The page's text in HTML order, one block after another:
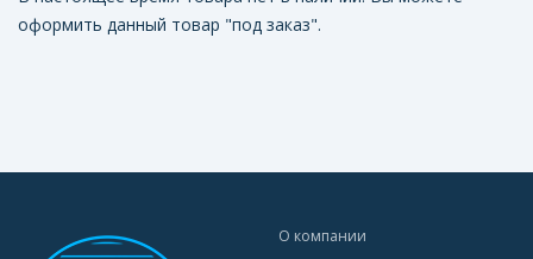
оформить данный товар "под заказ".
О компании